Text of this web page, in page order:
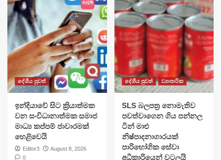
දේශීය පුවත්
​ඉන්දියාවේ සිට ක්‍රියාත්මක
වන සංවිධානාත්මක සමාජ
මාධ්‍ය කප්පම් ජාවාරමක්
හෙළිවෙයි
Editor3
August 8, 2026
0
දේශීය පුවත් ව්‍යාපාරික
SLS බලපත්‍ර නොමැතිව
පවත්වාගෙන ගිය පන්නල
ටින් මාළු
නිෂ්පාදනාගාරයක්
පාරිභෝගික සේවා
අධිකාරියෙන් වටලයි